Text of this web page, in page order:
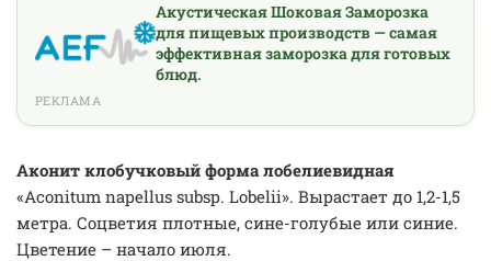
Акустическая Шоковая Заморозка
для пищевых производств — самая
эффективная заморозка для готовых
блюд.
РЕКЛАМА
Аконит клобучковый форма лобелиевидная
«Aconitum napellus subsp. Lobelii». Вырастает до 1,2-1,5
метра. Соцветия плотные, сине-голубые или синие.
Цветение – начало июля.